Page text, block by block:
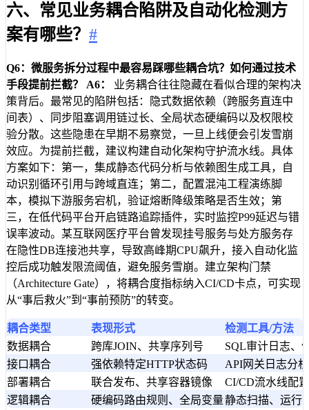
六、常见业务耦合陷阱及自动化检测方
案有哪些？ #
Q6：微服务拆分过程中最容易踩哪些耦合坑？如何通过技术
手段提前拦截？
A6：
业务耦合往往隐藏在看似合理的架构决
策背后。最常见的陷阱包括：隐式数据依赖（跨服务直连中
间表）、同步阻塞调用链过长、全局状态硬编码以及权限校
验分散。这些隐患在早期不易察觉，一旦上线便会引发雪崩
效应。为提前拦截，建议构建自动化架构守护流水线。具体
方案如下：第一，集成静态代码分析与依赖图生成工具，自
动识别循环引用与跨域直连；第二，配置混沌工程演练脚
本，模拟下游服务宕机，验证熔断降级策略是否生效；第
三，在低代码平台开启链路追踪插件，实时监控P99延迟与错
误率波动。某互联网医疗平台曾发现挂号服务与处方服务存
在隐性DB连接池共享，导致高峰期CPU飙升，接入自动化监
控后成功触发限流阈值，避免服务雪崩。建立架构门禁
（Architecture Gate），将耦合度指标纳入CI/CD卡点，可实现
从“事后救火”到“事前预防”的转变。
耦合类型 表现形式
检测工具/方法
数据耦合
跨库JOIN、共享序列号
SQL审计日志、
接口耦合
强依赖特定HTTP状态码
API网关日志分
部署耦合
联合发布、共享容器镜像
CI/CD流水线配
逻辑耦合
硬编码路由规则、全局变量静态扫描、运行